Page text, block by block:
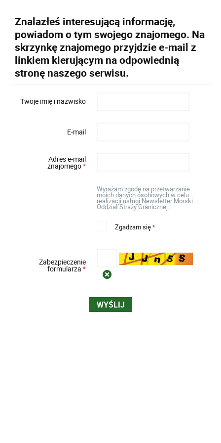
Znalazłeś interesującą informację,
powiadom o tym swojego znajomego. Na
skrzynkę znajomego przyjdzie e-mail z
linkiem kierującym na odpowiednią
stronę naszego serwisu.
Twoje imię i nazwisko
E-mail
Adres e-mail
znajomego*
Wyrażam zgodę na przetwarzanie
moich danych osobowych w celu
realizacji usługi Newsletter Morski
Oddział Straży Granicznej.
Zgadzam się*
Zabezpieczenie
formularza*